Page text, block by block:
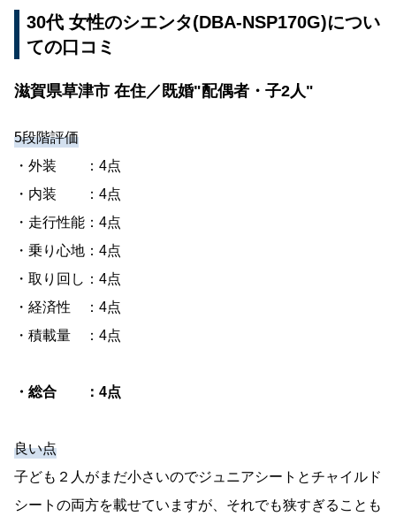
30代 女性のシエンタ(DBA-NSP170G)につい
ての口コミ
滋賀県草津市 在住／既婚"配偶者・子2人"
5段階評価
・外装 ：4点
・内装 ：4点
・走行性能：4点
・乗り心地：4点
・取り回し：4点
・経済性 ：4点
・積載量 ：4点
・総合 ：4点
良い点
子ども２人がまだ小さいのでジュニアシートとチャイルド
シートの両方を載せていますが、それでも狭すぎることも